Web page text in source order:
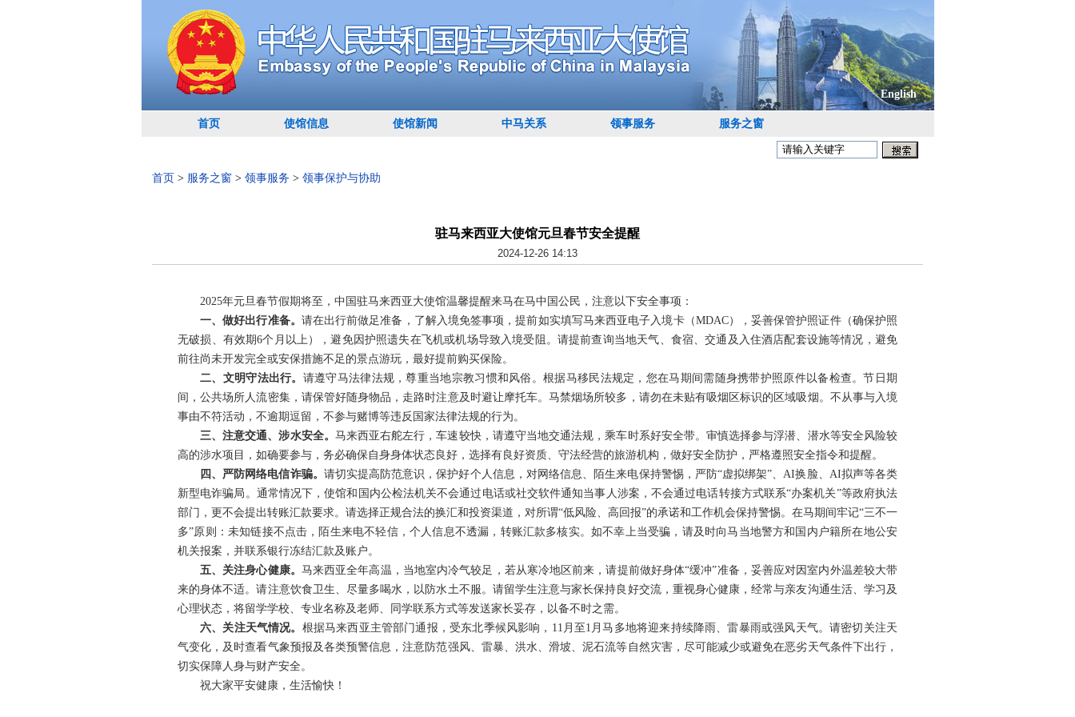
English
首页 使馆信息 使馆新闻 中马关系 领事服务 服务之窗
首页 > 服务之窗 > 领事服务 > 领事保护与协助
驻马来西亚大使馆元旦春节安全提醒
2024-12-26 14:13
2025年元旦春节假期将至，中国驻马来西亚大使馆温馨提醒来马在马中国公民，注意以下安全事项：
一、做好出行准备。 请在出行前做足准备，了解入境免签事项，提前如实填写马来西亚电子入境卡（MDAC），妥善保管护照证件（确保护照
无破损、有效期6个月以上），避免因护照遗失在飞机或机场导致入境受阻。请提前查询当地天气、食宿、交通及入住酒店配套设施等情况，避免
前往尚未开发完全或安保措施不足的景点游玩，最好提前购买保险。
二、文明守法出行。 请遵守马法律法规，尊重当地宗教习惯和风俗。根据马移民法规定，您在马期间需随身携带护照原件以备检查。节日期
间，公共场所人流密集，请保管好随身物品，走路时注意及时避让摩托车。马禁烟场所较多，请勿在未贴有吸烟区标识的区域吸烟。不从事与入境
事由不符活动，不逾期逗留，不参与赌博等违反国家法律法规的行为。
三、注意交通、涉水安全。 马来西亚右舵左行，车速较快，请遵守当地交通法规，乘车时系好安全带。审慎选择参与浮潜、潜水等安全风险较
高的涉水项目，如确要参与，务必确保自身身体状态良好，选择有良好资质、守法经营的旅游机构，做好安全防护，严格遵照安全指令和提醒。
四、严防网络电信诈骗。 请切实提高防范意识，保护好个人信息，对网络信息、陌生来电保持警惕，严防“虚拟绑架”、AI换脸、AI拟声等各类
新型电诈骗局。 通常情况下，使馆和国内公检法机关不会通过电话或社交软件通知当事人涉案，不会通过电话转接方式联系“办案机关”等政府执法
部门，更不会提出转账汇款要求。请选择正规合法的换汇和投资渠道，对所谓“低风险、高回报”的承诺和工作机会保持警惕。在马期间牢记“三不一
多”原则：未知链接不点击，陌生来电不轻信，个人信息不透漏，转账汇款多核实。如不幸上当受骗，请及时向马当地警方和国内户籍所在地公安
机关报案，并联系银行冻结汇款及账户。
五、关注身心健康。 马来西亚全年高温，当地室内冷气较足，若从寒冷地区前来，请提前做好身体“缓冲”准备，妥善应对因室内外温差较大带
来的身体不适。请注意饮食卫生、尽量多喝水，以防水土不服。请留学生注意与家长保持良好交流，重视身心健康，经常与亲友沟通生活、学习及
心理状态，将留学学校、专业名称及老师、同学联系方式等发送家长妥存，以备不时之需。
六、关注天气情况。 根据马来西亚主管部门通报，受东北季候风影响，11月至1月马多地将迎来持续降雨、雷暴雨或强风天气。请密切关注天
气变化，及时查看气象预报及各类预警信息，注意防范强风、雷暴、洪水、滑坡、泥石流等自然灾害，尽可能减少或避免在恶劣天气条件下出行，
切实保障人身与财产安全。
祝大家平安健康，生活愉快！